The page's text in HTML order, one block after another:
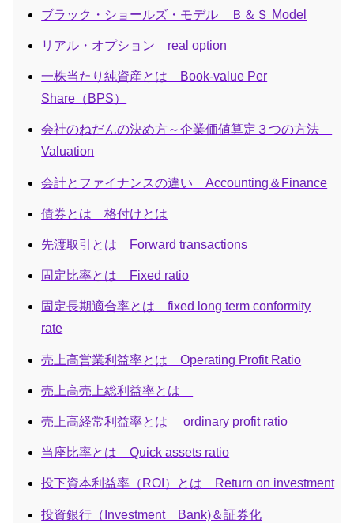
ブラック・ショールズ・モデル Ｂ＆Ｓ Model
リアル・オプション real option
一株当たり純資産とは Book-value Per
Share（BPS）
会社のねだんの決め方～企業価値算定３つの方法
Valuation
会計とファイナンスの違い Accounting＆Finance
債券とは 格付けとは
先渡取引とは Forward transactions
固定比率とは Fixed ratio
固定長期適合率とは fixed long term conformity
rate
売上高営業利益率とは Operating Profit Ratio
売上高売上総利益率とは
売上高経常利益率とは ordinary profit ratio
当座比率とは Quick assets ratio
投下資本利益率（ROI）とは Return on investment
投資銀行（Investment Bank)＆証券化